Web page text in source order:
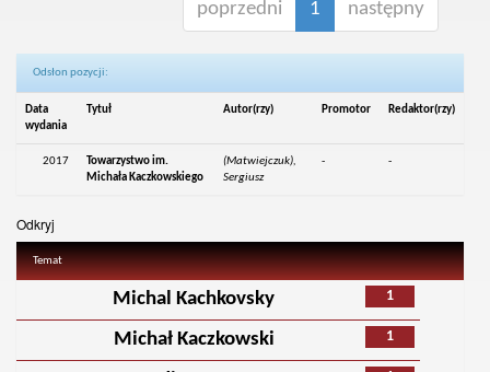
poprzedni 1 następny
Odsłon pozycji:
Data
wydania
Tytuł Autor(rzy) Promotor Redaktor(rzy)
2017
Towarzystwo im.
Michała Kaczkowskiego
(Matwiejczuk),
Sergiusz
- -
Odkryj
Temat
1
Michal Kachkovsky
1
Michał Kaczkowski